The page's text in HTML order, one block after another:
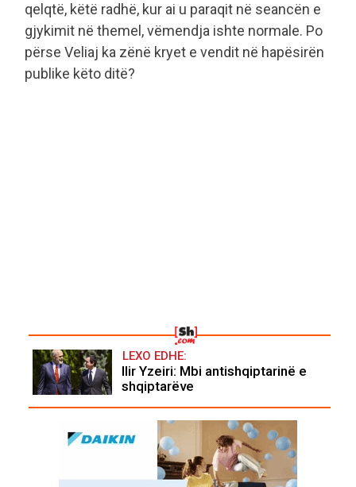
qelqtë, këtë radhë, kur ai u paraqit në seancën e
gjykimit në themel, vëmendja ishte normale. Po
përse Veliaj ka zënë kryet e vendit në hapësirën
publike këto ditë?
LEXO EDHE:
Ilir Yzeiri: Mbi antishqiptarinë e
shqiptarëve